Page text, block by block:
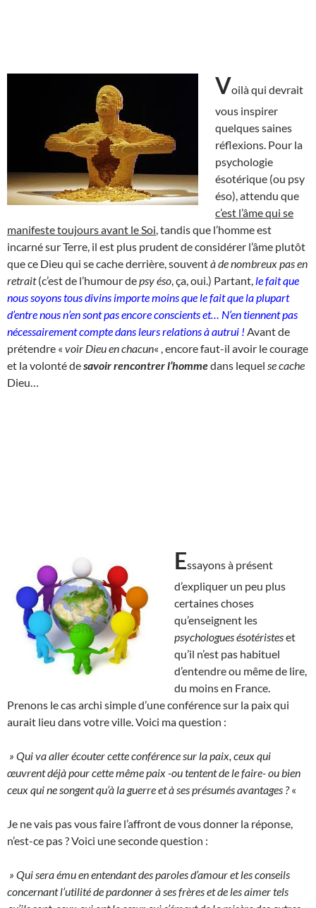
Voilà qui devrait
vous inspirer
quelques saines
réflexions. Pour la
psychologie
ésotérique (ou psy
éso), attendu que
c’est l’âme qui se
manifeste toujours avant le Soi , tandis que l’homme est
incarné sur Terre, il est plus prudent de considérer l’âme plutôt
que ce Dieu qui se cache derrière, souventà de nombreux pas en
retrait(c’est de l’humour depsy éso , ça, oui.) Partant, le fait que
nous soyons tous divins importe moins que le fait que la plupart
d’entre nous n’en sont pas encore conscients et… N’en tiennent pas
nécessairement compte dans leurs relations à autrui ! Avant de
prétendre « voir Dieu en chacun« , encore faut-il avoir le courage
et la volonté desavoir rencontrer l’hommedans lequel se cache
Dieu…
Essayons à présent
d’expliquer un peu plus
certaines choses
qu’enseignent les
psychologues ésotéristeset
qu’il n’est pas habituel
d’entendre ou même de lire,
du moins en France.
Prenons le cas archi simple d’une conférence sur la paix qui
aurait lieu dans votre ville. Voici ma question :
» Qui va aller écouter cette conférence sur la paix, ceux qui
œuvrent déjà pour cette même paix -ou tentent de le faire- ou bien
ceux qui ne songent qu’à la guerre et à ses présumés avantages ?«
Je ne vais pas vous faire l’affront de vous donner la réponse,
n’est-ce pas ? Voici une seconde question :
» Qui sera ému en entendant des paroles d’amour et les conseils
concernant l’utilité de pardonner à ses frères et de les aimer tels